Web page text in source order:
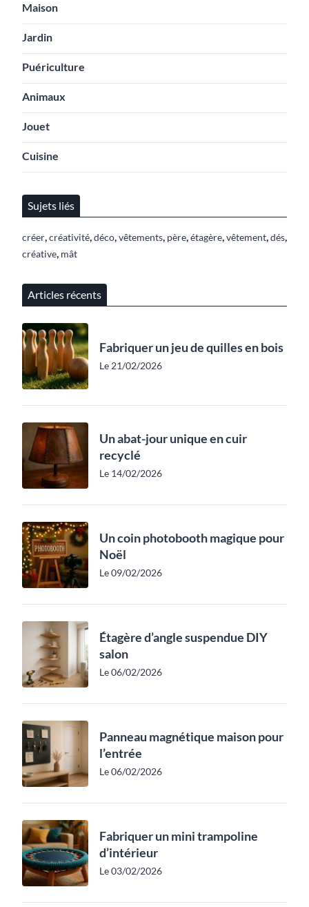
Maison
Jardin
Puériculture
Animaux
Jouet
Cuisine
Sujets liés
créer,créativité,déco,vêtements, père,étagère,vêtement,dés,
créative, mât
Articles récents
Fabriquer un jeu de quilles en bois
Le 21/02/2026
Un abat-jour unique en cuir
recyclé
Le 14/02/2026
Un coin photobooth magique pour
Noël
Le 09/02/2026
Étagère d’angle suspendue DIY
salon
Le 06/02/2026
Panneau magnétique maison pour
l’entrée
Le 06/02/2026
Fabriquer un mini trampoline
d’intérieur
Le 03/02/2026